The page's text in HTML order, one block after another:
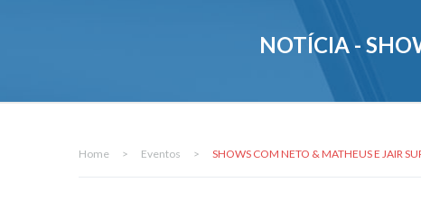
NOTÍCIA -
Home > Eventos > SHOWS COM NETO & MATHEUS E JAIR